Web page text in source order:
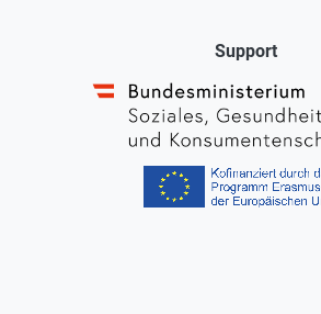
Support